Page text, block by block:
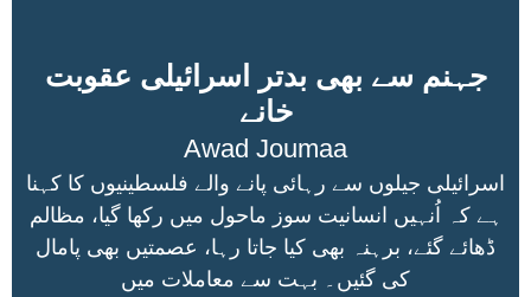
جہنم سے بھی بدتر اسرائیلی عقوبت
خانے
Awad Joumaa
اسرائیلی جیلوں سے رہائی پانے والے فلسطینیوں کا کہنا
ہے کہ اُنہیں انسانیت سوز ماحول میں رکھا گیا، مظالم
ڈھائے گئے، برہنہ بھی کیا جاتا رہا، عصمتیں بھی پامال
کی گئیں۔ بہت سے معاملات میں